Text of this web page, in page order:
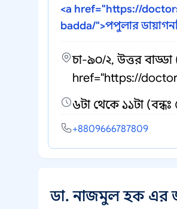
<a href="https://
badda/">পপুলার
চা-৯০/২, উত্তর বাড্ডা
href="https://
৬টা থেকে ১১টা
+8809666787809
ডা. নাজমুল হক এর